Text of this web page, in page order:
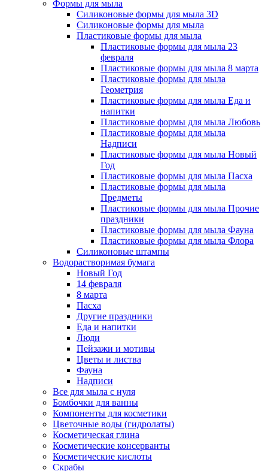
Формы для мыла
Силиконовые формы для мыла 3D
Силиконовые формы для мыла
Пластиковые формы для мыла
Пластиковые формы для мыла 23
февраля
Пластиковые формы для мыла 8 марта
Пластиковые формы для мыла
Геометрия
Пластиковые формы для мыла Еда и
напитки
Пластиковые формы для мыла Любовь
Пластиковые формы для мыла
Надписи
Пластиковые формы для мыла Новый
Год
Пластиковые формы для мыла Пасха
Пластиковые формы для мыла
Предметы
Пластиковые формы для мыла Прочие
праздники
Пластиковые формы для мыла Фауна
Пластиковые формы для мыла Флора
Силиконовые штампы
Водорастворимая бумага
Новый Год
14 февраля
8 марта
Пасха
Другие праздники
Еда и напитки
Люди
Пейзажи и мотивы
Цветы и листва
Фауна
Надписи
Все для мыла с нуля
Бомбочки для ванны
Компоненты для косметики
Цветочные воды (гидролаты)
Косметическая глина
Косметические консерванты
Косметические кислоты
Скрабы